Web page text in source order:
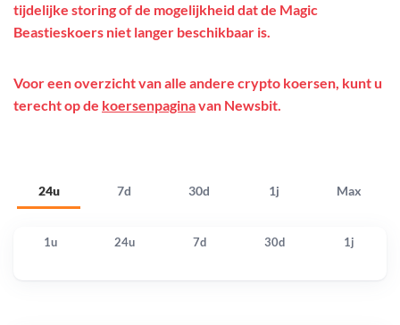
24u 7d 30d 1j Max
tijdelijke storing of de mogelijkheid dat de Magic
Beastieskoers niet langer beschikbaar is.
Voor een overzicht van alle andere crypto koersen, kunt u
terecht op de koersenpaginavan Newsbit.
1u 24u 7d 30d 1j